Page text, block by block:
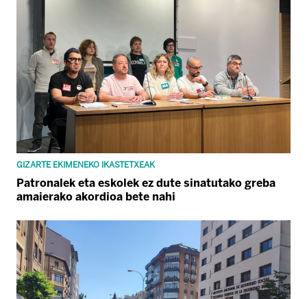
GIZARTE EKIMENEKO IKASTETXEAK
Patronalek eta eskolek ez dute sinatutako greba
amaierako akordioa bete nahi